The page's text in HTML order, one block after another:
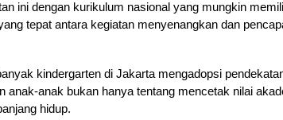
ini dengan kurikulum nasional yang mungkin
tepat antara kegiatan menyenangkan dan
kindergarten di Jakarta mengadopsi
anak-anak bukan hanya tentang mencetak nilai
hidup.